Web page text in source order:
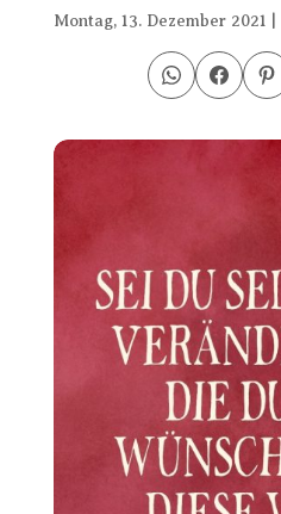
Montag, 13. Dezember 2021